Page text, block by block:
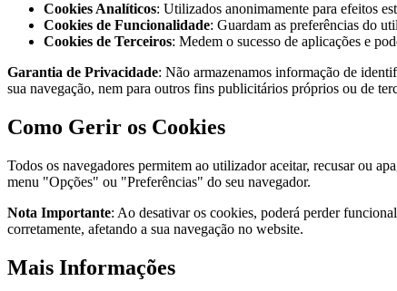
Cookies Analíticos: Utilizados anonimamente para efeitos
Cookies de Funcionalidade: Guardam as preferências do
Cookies de Terceiros: Medem o sucesso de aplicações e
Garantia de Privacidade: Não armazenamos informação de
sua navegação, nem para outros fins publicitários próprios ou de
Como Gerir os Cookies
Todos os navegadores permitem ao utilizador aceitar, recusar ou
menu "Opções" ou "Preferências" do seu navegador.
Nota Importante: Ao desativar os cookies, poderá perder
corretamente, afetando a sua navegação no website.
Mais Informações